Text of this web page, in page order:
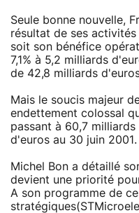
Seule bonne nouvelle,
résultat de ses
soit son bénéfice
7,1% à 5,2 milliards
de 42,8 milliards
Mais le soucis majeur
endettement colossal
passant à 60,7
d'euros au 30 juin 2001.
Michel Bon a détaillé
devient une priorité
A son programme de